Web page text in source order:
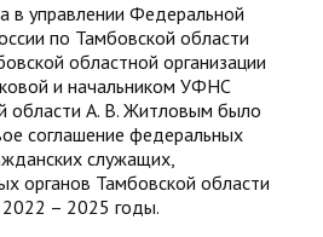
в управлении Федеральной
по Тамбовской области
областной организации
и начальником УФНС
области А. В. Житловым было
соглашение федеральных
служащих,
органов Тамбовской области
– 2025 годы.